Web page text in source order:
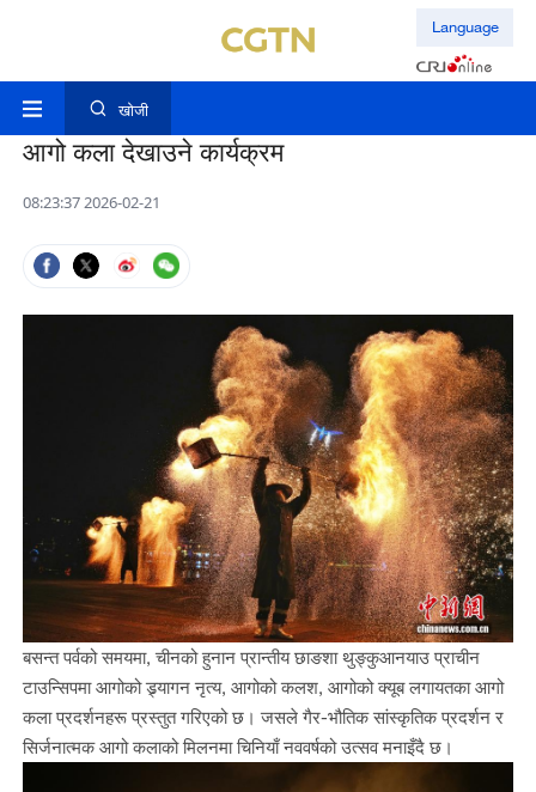
Language
खोजी
आगो कला देखाउने कार्यक्रम
08:23:37 2026-02-21
बसन्त पर्वको समयमा, चीनको हुनान प्रान्तीय छाङशा थुङ्कुआनयाउ प्राचीन
टाउन्सिपमा आगोको ड्र्यागन नृत्य, आगोको कलश, आगोको क्यूब लगायतका आगो
कला प्रदर्शनहरू प्रस्तुत गरिएको छ। जसले गैर-भौतिक सांस्कृतिक प्रदर्शन र
सिर्जनात्मक आगो कलाको मिलनमा चिनियाँ नववर्षको उत्सव मनाइँदै छ।